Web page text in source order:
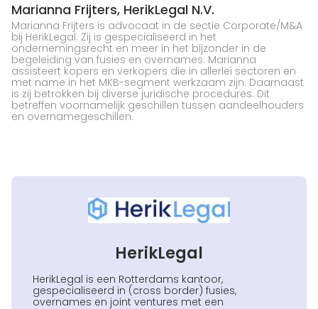
Marianna Frijters, HerikLegal N.V.
Marianna Frijters is advocaat in de sectie Corporate/M&A
bij HerikLegal. Zij is gespecialiseerd in het
ondernemingsrecht en meer in het bijzonder in de
begeleiding van fusies en overnames. Marianna
assisteert kopers en verkopers die in allerlei sectoren en
met name in het MKB-segment werkzaam zijn. Daarnaast
is zij betrokken bij diverse juridische procedures. Dit
betreffen voornamelijk geschillen tussen aandeelhouders
en overnamegeschillen.
HerikLegal
HerikLegal is een Rotterdams kantoor,
gespecialiseerd in (cross border) fusies,
overnames en joint ventures met een